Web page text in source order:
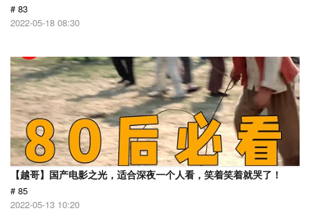
# 83
2022-05-18 08:30
【越哥】国产电影之光，适合深夜一个人看，笑着笑着就哭了！
# 85
2022-05-13 10:20